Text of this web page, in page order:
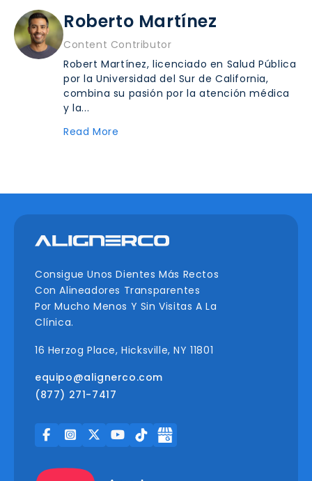
Roberto Martínez
Content Contributor
Robert Martínez, licenciado en Salud Pública
por la Universidad del Sur de California,
combina su pasión por la atención médica
y la...
Read More
Consigue Unos Dientes Más Rectos
Con Alineadores Transparentes
Por Mucho Menos Y Sin Visitas A La
Clínica.
16 Herzog Place, Hicksville, NY 11801
equipo@alignerco.com
(877) 271-7417